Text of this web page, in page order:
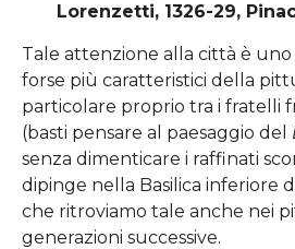
Lorenzetti, 1326-29,
Tale attenzione alla città è
forse più caratteristici della
particolare proprio tra i fratelli
(basti pensare al paesaggio del
senza dimenticare i raffinati
dipinge nella Basilica inferiore
che ritroviamo tale anche nei
generazioni successive.